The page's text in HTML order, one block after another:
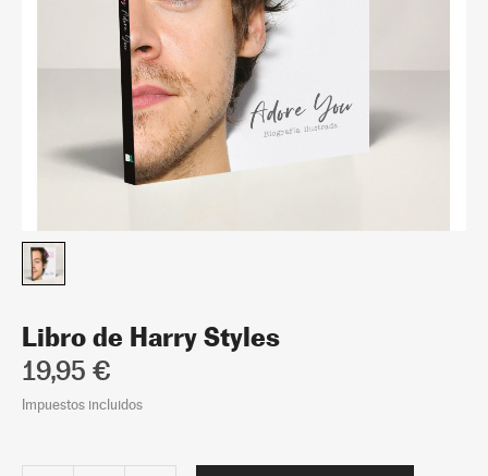
Libro de Harry Styles
19,95 €
Impuestos incluidos